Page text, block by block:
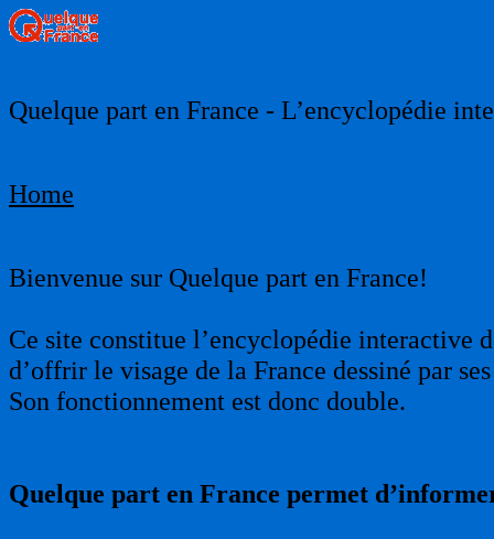
Quelque part en France - L’encyclopédie
Home
Bienvenue sur Quelque part en France!
Ce site constitue l’encyclopédie interactive
d’offrir le visage de la France dessiné par
Son fonctionnement est donc double.
Quelque part en France permet